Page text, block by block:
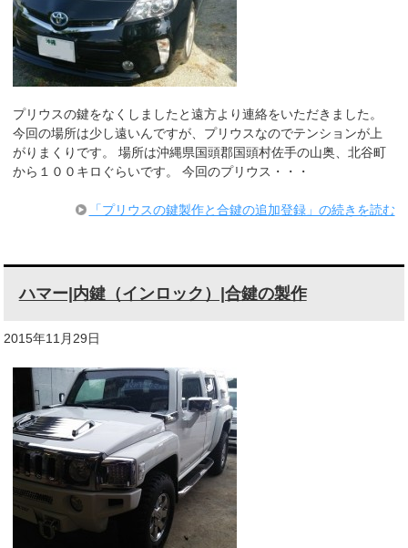
プリウスの鍵をなくしましたと遠方より連絡をいただきました。
今回の場所は少し遠いんですが、プリウスなのでテンションが上
がりまくりです。 場所は沖縄県国頭郡国頭村佐手の山奥、北谷町
から１００キロぐらいです。 今回のプリウス・・・
「プリウスの鍵製作と合鍵の追加登録」の続きを読む
ハマー|内鍵（インロック）|合鍵の製作
2015年11月29日